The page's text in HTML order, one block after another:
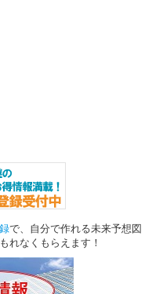
で、自分で作れる未来予想図
れなくもらえます！